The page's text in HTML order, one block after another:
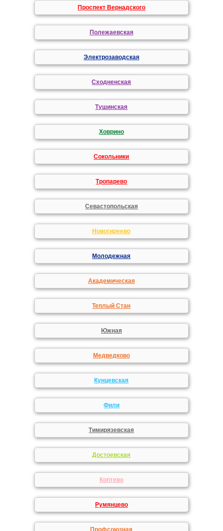
Проспект Вернадского
Полежаевская
Электрозаводская
Сходненская
Тушинская
Ховрино
Сокольники
Тропарево
Севастопольская
Новогиреево
Молодежная
Академическая
Теплый Стан
Южная
Медведково
Кунцевская
Фили
Тимирязевская
Достоевская
Коптево
Румянцево
Профсоюзная